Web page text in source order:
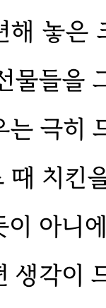
해 놓은
물들을
는 극히
때 치킨
이 아니
생각이